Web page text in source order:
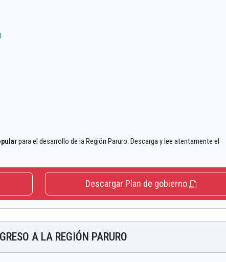
para el desarrollo de la Región Paruro. Descarga y lee atentamente el
Descargar Plan de gobierno
A LA REGIÓN PARURO